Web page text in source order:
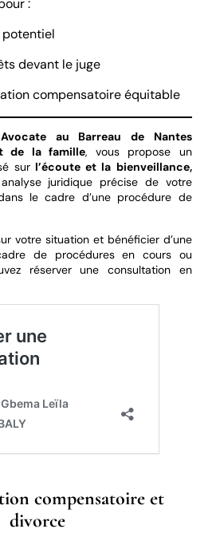
:
devant le juge
compensatoire équitable
Avocate au Barreau de Nantes
de la famille, vous propose un
surl’écoute et la bienveillance,
juridique précise de votre
le cadre d’une procédure de
votre situation et bénéficier d’une
de procédures en cours ou
réserver une consultation en
compensatoire et
divorce